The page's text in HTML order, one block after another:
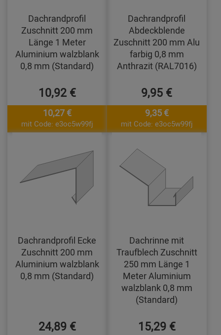
Dachrandprofil
Zuschnitt 200 mm
Länge 1 Meter
Aluminium walzblank
0,8 mm (Standard)
10,92 €
10,27 €
mit Code: e3oc5w99fj
Dachrandprofil
Abdeckblende
Zuschnitt 200 mm Alu
farbig 0,8 mm
Anthrazit (RAL7016)
9,95 €
9,35 €
mit Code: e3oc5w99fj
Dachrandprofil Ecke
Zuschnitt 200 mm
Aluminium walzblank
0,8 mm (Standard)
24,89 €
Dachrinne mit
Traufblech Zuschnitt
250 mm Länge 1
Meter Aluminium
walzblank 0,8 mm
(Standard)
15,29 €